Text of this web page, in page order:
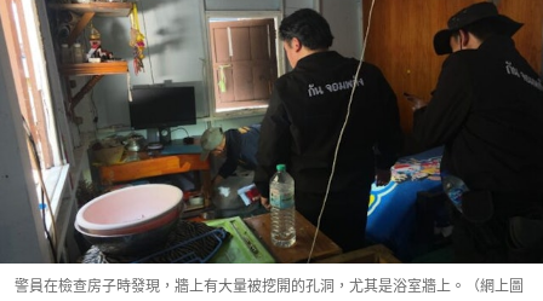
警員在檢查房子時發現，牆上有大量被挖開的孔洞，尤其是浴室牆上。（網上圖